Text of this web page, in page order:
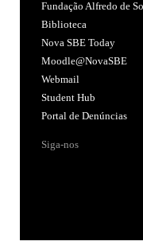
Fundação Alfredo de
Biblioteca
Nova SBE Today
Moodle@NovaSBE
Webmail
Student Hub
Portal de Denúncias
Siga-nos